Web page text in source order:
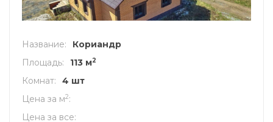
Название
Кориандр
Площадь
113 м2
Комнат
4 шт
Цена за м2
Цена за все